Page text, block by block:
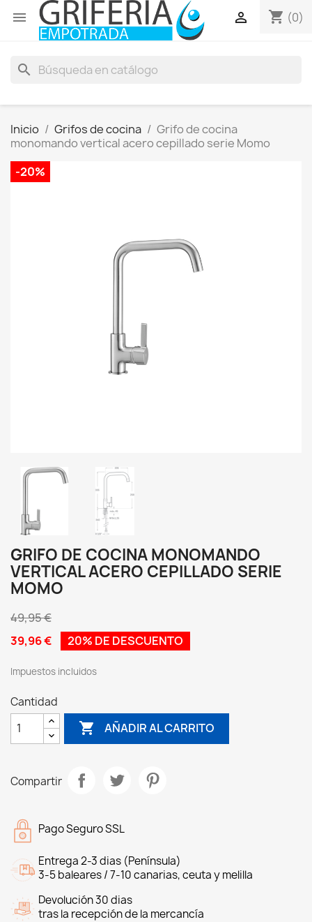
 shopping_cart (0)

search
Inicio Grifos de cocina
Grifo de cocina
monomando vertical acero cepillado serie Momo
-20%
GRIFO DE COCINA MONOMANDO
VERTICAL ACERO CEPILLADO SERIE
MOMO
49,95 €
39,96 €
20% DE DESCUENTO
Impuestos incluidos
Cantidad
 AÑADIR AL CARRITO
Compartir
Pago Seguro SSL
Entrega 2-3 dias (Península)
3-5 baleares / 7-10 canarias, ceuta y melilla
Devolución 30 dias
tras la recepción de la mercancía